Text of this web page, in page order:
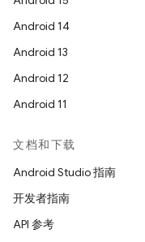
Android 14
Android 13
Android 12
Android 11
文档和下载
Android Studio 指南
开发者指南
API 参考